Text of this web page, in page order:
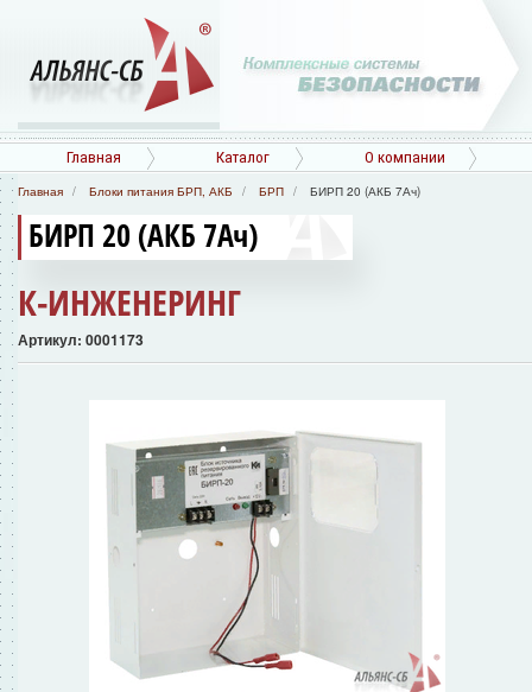
Главная Каталог О компании
Главная Блоки питания БРП, АКБ БРП БИРП 20 (АКБ 7Ач)
БИРП 20 (АКБ 7Ач)
К-ИНЖЕНЕРИНГ
Артикул: 0001173